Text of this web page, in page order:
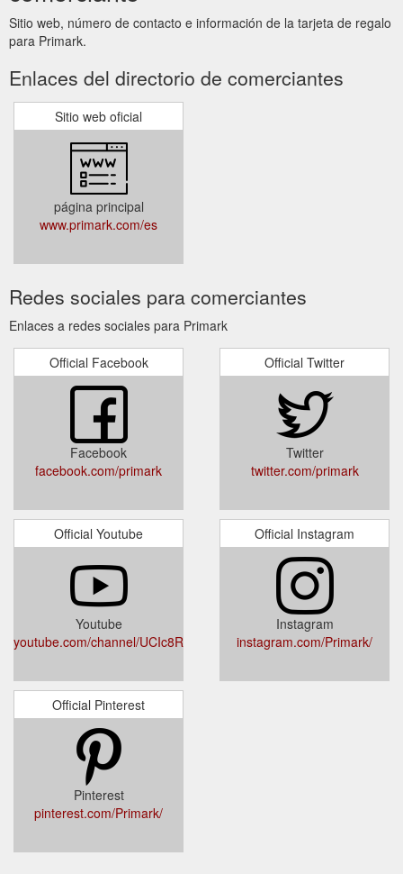
Sitio web, número de contacto e información de la tarjeta de regalo
para Primark.
Enlaces del directorio de comerciantes
Sitio web oficial
página principal
www.primark.com/es
Redes sociales para comerciantes
Enlaces a redes sociales para Primark
Official Facebook
Facebook
facebook.com/primark
Official Twitter
Twitter
twitter.com/primark
Official Youtube
Youtube
youtube.com/channel/UCIc8R2lxvKLtluGjN7e7TMw
Official Instagram
Instagram
instagram.com/Primark/
Official Pinterest
Pinterest
pinterest.com/Primark/